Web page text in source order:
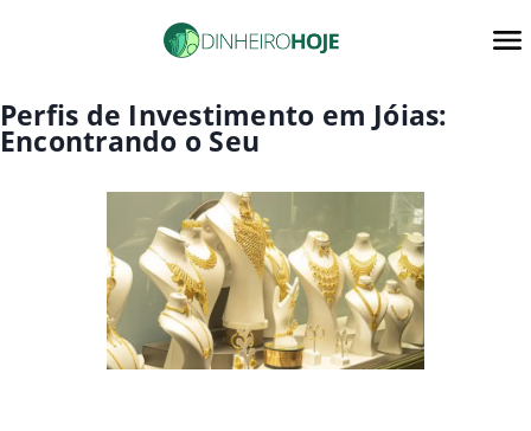
Perfis de Investimento em Jóias:
Encontrando o Seu